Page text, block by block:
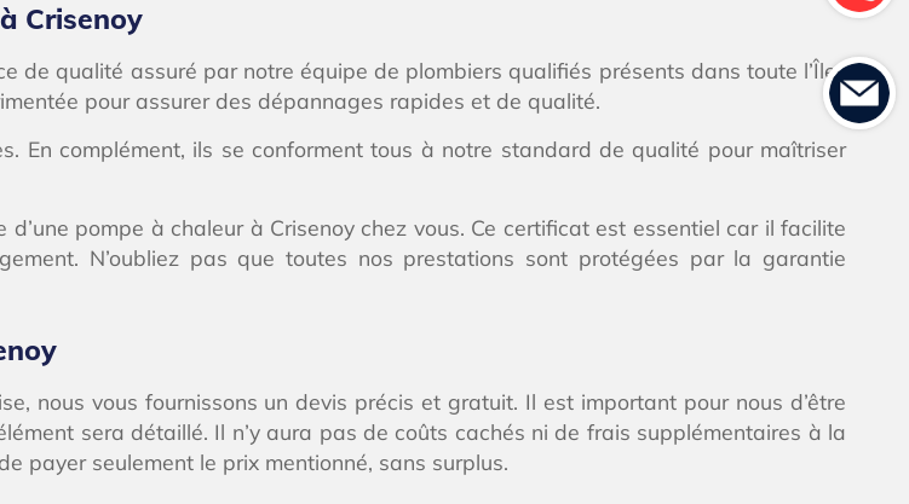
Crisenoy
de qualité assuré par notre équipe de plombiers qualifiés présents dans toute l’Île-
pour assurer des dépannages rapides et de qualité.
En complément, ils se conforment tous à notre standard de qualité pour maîtriser
pompe à chaleur à Crisenoy chez vous. Ce certificat est essentiel car il facilite
N’oubliez pas que toutes nos prestations sont protégées par la garantie
nous vous fournissons un devis précis et gratuit. Il est important pour nous d’être
sera détaillé. Il n’y aura pas de coûts cachés ni de frais supplémentaires à la
payer seulement le prix mentionné, sans surplus.